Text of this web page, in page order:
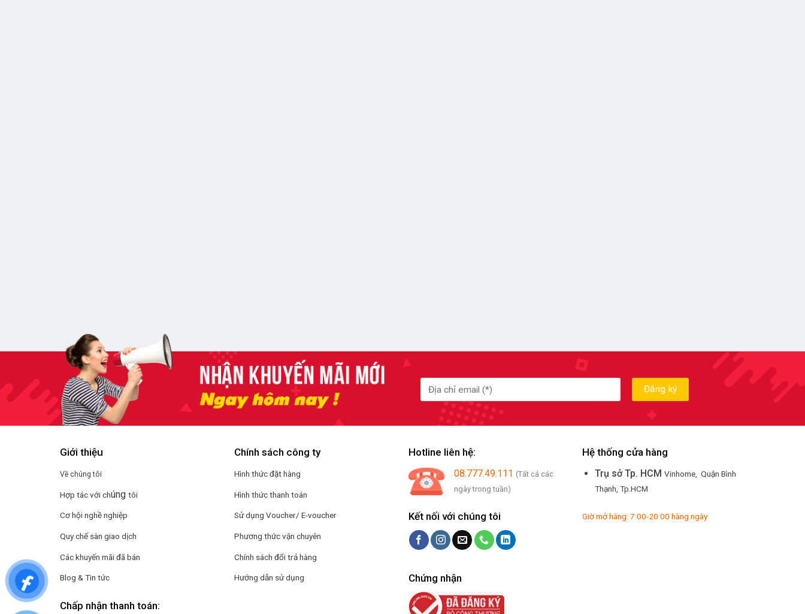
Giới thiệu
Về chúng tôi
Hợp tác với chúngtôi
Cơ hội nghề nghiệp
Quy chế sàn giao dịch
Các khuyến mãi đã bán
Blog & Tin tức
Chính sách công ty
Hình thức đặt hàng
Hình thức thanh toán
Sử dụng Voucher/ E-voucher
Phương thức vận chuyên
Chính sách đổi trả hàng
Hướng dẫn sử dụng
Chấp nhận thanh toán:
Hotline liên hệ:
08.777.49.111 (Tất cả các
ngày trong tuần)
Kết nối với chúng tôi
Chứng nhận
Hệ thống cửa hàng
Trụ sở Tp. HCM Vinhome, Quận Bình
Thạnh, Tp.HCM
Giờ mở hàng: 7:00-20:00 hàng ngày